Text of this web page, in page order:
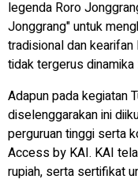
legenda Roro
Jonggrang" untuk
tradisional dan
tidak tergerus dinamika
Adapun pada kegiatan
diselenggarakan ini
perguruan tinggi serta
Access by KAI. KAI
rupiah, serta sertifikat